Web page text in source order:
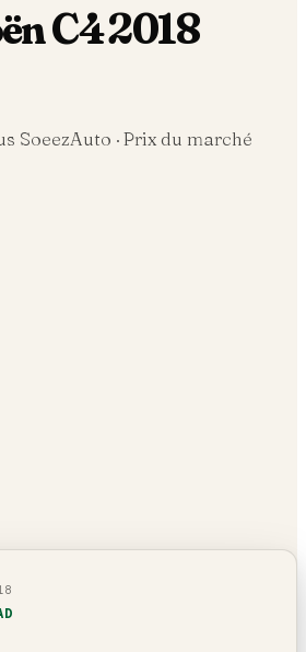
C42018
SoeezAuto · Prix du marché